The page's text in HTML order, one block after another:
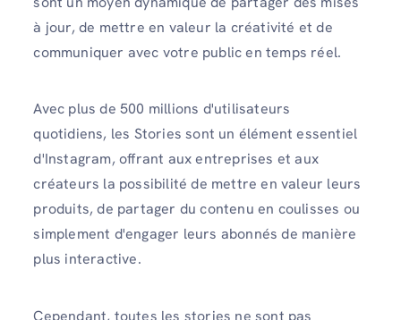
à jour, de mettre en valeur la créativité et de
communiquer avec votre public en temps réel.
Avec plus de 500 millions d'utilisateurs
quotidiens, les Stories sont un élément essentiel
d'Instagram, offrant aux entreprises et aux
créateurs la possibilité de mettre en valeur leurs
produits, de partager du contenu en coulisses ou
simplement d'engager leurs abonnés de manière
plus interactive.
Cependant, toutes les stories ne sont pas